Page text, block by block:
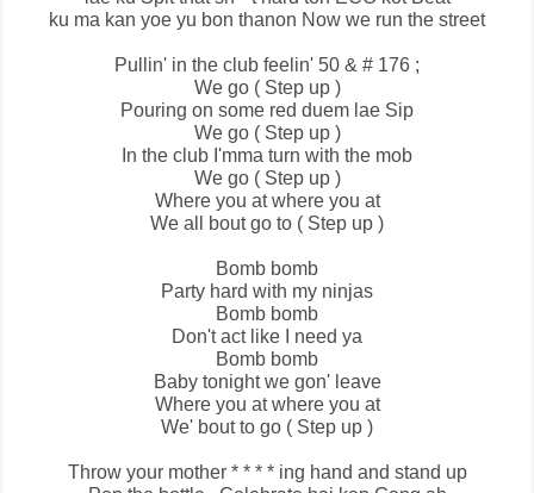
ku ma kan yoe yu bon thanon Now we run the street
Pullin' in the club feelin' 50 & # 176 ;
We go ( Step up )
Pouring on some red duem lae Sip
We go ( Step up )
In the club I'mma turn with the mob
We go ( Step up )
Where you at where you at
We all bout go to ( Step up )
Bomb bomb
Party hard with my ninjas
Bomb bomb
Don't act like I need ya
Bomb bomb
Baby tonight we gon' leave
Where you at where you at
We' bout to go ( Step up )
Throw your mother * * * * ing hand and stand up